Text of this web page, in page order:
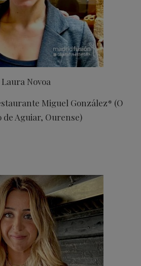
Laura Novoa
Miguel González* (O
de Aguiar, Ourense)